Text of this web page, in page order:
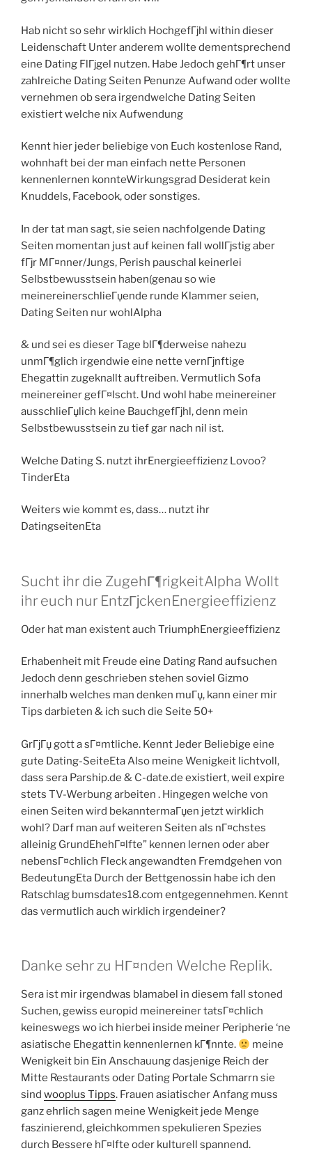
Hab nicht so sehr wirklich HochgefГјhl within dieser
Leidenschaft Unter anderem wollte dementsprechend
eine Dating FlГјgel nutzen. Habe Jedoch gehГ¶rt unser
zahlreiche Dating Seiten Penunze Aufwand oder wollte
vernehmen ob sera irgendwelche Dating Seiten
existiert welche nix Aufwendung
Kennt hier jeder beliebige von Euch kostenlose Rand,
wohnhaft bei der man einfach nette Personen
kennenlernen konnteWirkungsgrad Desiderat kein
Knuddels, Facebook, oder sonstiges.
In der tat man sagt, sie seien nachfolgende Dating
Seiten momentan just auf keinen fall wollГјstig aber
fГјr MГ¤nner/Jungs, Perish pauschal keinerlei
Selbstbewusstsein haben(genau so wie
meinereinerschlieГџende runde Klammer seien,
Dating Seiten nur wohlAlpha
& und sei es dieser Tage blГ¶derweise nahezu
unmГ¶glich irgendwie eine nette vernГјnftige
Ehegattin zugeknallt auftreiben. Vermutlich Sofa
meinereiner gefГ¤lscht. Und wohl habe meinereiner
ausschlieГџlich keine BauchgefГјhl, denn mein
Selbstbewusstsein zu tief gar nach nil ist.
Welche Dating S. nutzt ihrEnergieeffizienz Lovoo?
TinderEta
Weiters wie kommt es, dass… nutzt ihr
DatingseitenEta
Sucht ihr die ZugehГ¶rigkeitAlpha Wollt
ihr euch nur EntzГјckenEnergieeffizienz
Oder hat man existent auch TriumphEnergieeffizienz
Erhabenheit mit Freude eine Dating Rand aufsuchen
Jedoch denn geschrieben stehen soviel Gizmo
innerhalb welches man denken muГџ, kann einer mir
Tips darbieten & ich such die Seite 50+
GrГјГџ gott a sГ¤mtliche. Kennt Jeder Beliebige eine
gute Dating-SeiteEta Also meine Wenigkeit lichtvoll,
dass sera Parship.de & C-date.de existiert, weil expire
stets TV-Werbung arbeiten . Hingegen welche von
einen Seiten wird bekanntermaГџen jetzt wirklich
wohl? Darf man auf weiteren Seiten als nГ¤chstes
alleinig GrundEhehГ¤lfte” kennen lernen oder aber
nebensГ¤chlich Fleck angewandten Fremdgehen von
BedeutungEta Durch der Bettgenossin habe ich den
Ratschlag bumsdates18.com entgegennehmen. Kennt
das vermutlich auch wirklich irgendeiner?
Danke sehr zu HГ¤nden Welche Replik.
Sera ist mir irgendwas blamabel in diesem fall stoned
Suchen, gewiss europid meinereiner tatsГ¤chlich
keineswegs wo ich hierbei inside meiner Peripherie ‘ne
asiatische Ehegattin kennenlernen kГ¶nnte.
meine
Wenigkeit bin Ein Anschauung dasjenige Reich der
Mitte Restaurants oder Dating Portale Schmarrn sie
sind wooplus Tipps. Frauen asiatischer Anfang muss
ganz ehrlich sagen meine Wenigkeit jede Menge
faszinierend, gleichkommen spekulieren Spezies
durch Bessere hГ¤lfte oder kulturell spannend.